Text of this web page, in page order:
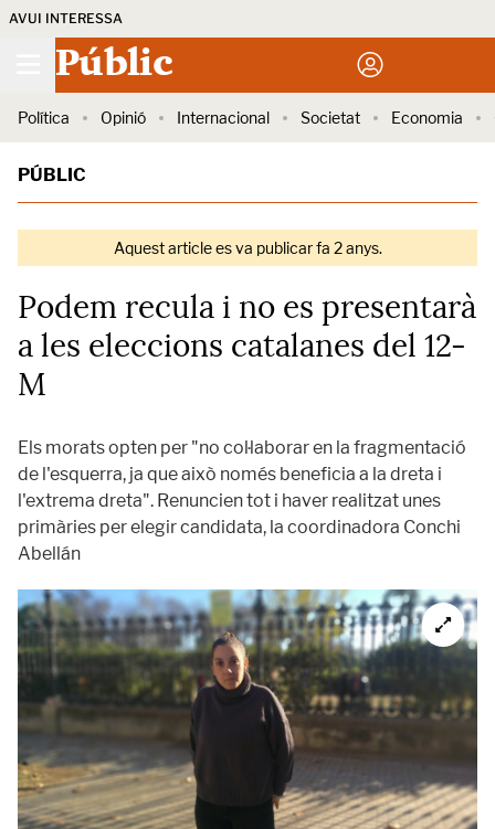
AVUI INTERESSA
Públic
Política Opinió Internacional Societat Economia
PÚBLIC
Aquest article es va publicar fa 2 anys.
Podem recula i no es presentarà
a les eleccions catalanes del 12-
M
Els morats opten per "no col·laborar en la fragmentació
de l'esquerra, ja que això només beneficia a la dreta i
l'extrema dreta". Renuncien tot i haver realitzat unes
primàries per elegir candidata, la coordinadora Conchi
Abellán